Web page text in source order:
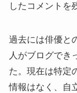
したコメントを
過去には俳優と
人がブログでき
た。現在は特定
情報はなく、自